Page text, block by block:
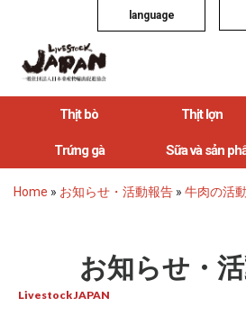
language
Thịt bò Thịt lợn
Trứng gà Sữa và sản
Home » お知らせ・活動報告 » 牛肉の活
お知らせ・
Livestock JAPAN